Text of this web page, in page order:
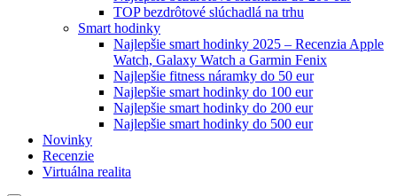
TOP bezdrôtové slúchadlá na trhu
Smart hodinky
Najlepšie smart hodinky 2025 – Recenzia Apple
Watch, Galaxy Watch a Garmin Fenix
Najlepšie fitness náramky do 50 eur
Najlepšie smart hodinky do 100 eur
Najlepšie smart hodinky do 200 eur
Najlepšie smart hodinky do 500 eur
Novinky
Recenzie
Virtuálna realita